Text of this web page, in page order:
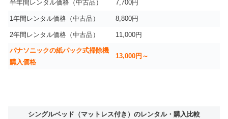
半年間レンタル価格（中古品） 7,700円
1年間レンタル価格（中古品） 8,800円
2年間レンタル価格（中古品） 11,000円
パナソニックの紙パック式掃除機
購入価格
13,000円～
シングルベッド（マットレス付き）のレンタル・購入比較